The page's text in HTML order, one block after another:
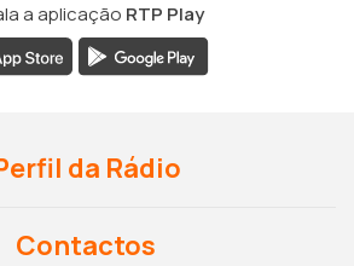
a aplicação RTP Play
da Rádio
Contactos